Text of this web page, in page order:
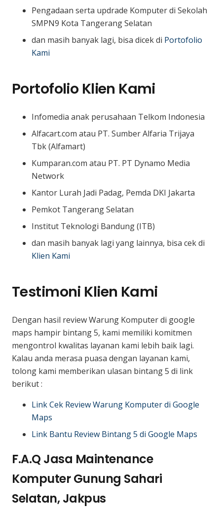
Pengadaan serta updrade Komputer di Sekolah
SMPN9 Kota Tangerang Selatan
dan masih banyak lagi, bisa dicek di Portofolio
Kami
Portofolio Klien Kami
Infomedia anak perusahaan Telkom Indonesia
Alfacart.com atau PT. Sumber Alfaria Trijaya
Tbk (Alfamart)
Kumparan.com atau PT. PT Dynamo Media
Network
Kantor Lurah Jadi Padag, Pemda DKI Jakarta
Pemkot Tangerang Selatan
Institut Teknologi Bandung (ITB)
dan masih banyak lagi yang lainnya, bisa cek di
Klien Kami
Testimoni Klien Kami
Dengan hasil review Warung Komputer di google
maps hampir bintang 5, kami memiliki komitmen
mengontrol kwalitas layanan kami lebih baik lagi.
Kalau anda merasa puasa dengan layanan kami,
tolong kami memberikan ulasan bintang 5 di link
berikut :
Link Cek Review Warung Komputer di Google
Maps
Link Bantu Review Bintang 5 di Google Maps
F.A.Q Jasa Maintenance
Komputer Gunung Sahari
Selatan, Jakpus